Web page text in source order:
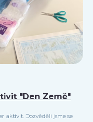
"Den Země"
aktivit. Dozvěděli jsme se